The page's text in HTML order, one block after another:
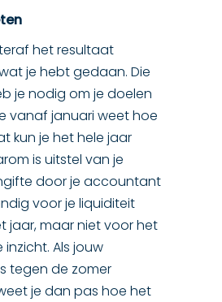
het resultaat
je hebt gedaan. Die
je nodig om je doelen
vanaf januari weet hoe
kun je het hele jaar
is uitstel van je
door je accountant
voor je liquiditeit
jaar, maar niet voor het
Als jouw
tegen de zomer
je dan pas hoe het